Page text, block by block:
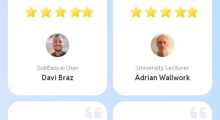
University Lecturer
Adrian Wallwork
SubEasy.ai User
Davi Braz